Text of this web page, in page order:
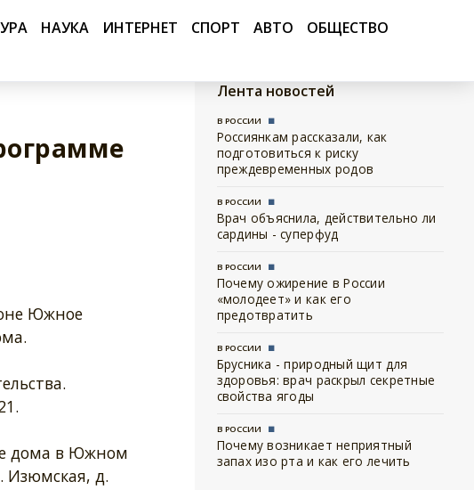
НАУКА ИНТЕРНЕТ СПОРТ АВТО ОБЩЕСТВО
Южное
дома в Южном
Изюмская, д.
Лента новостей
В РОССИИ
Россиянкам рассказали, как
подготовиться к риску
преждевременных родов
В РОССИИ
Врач объяснила, действительно ли
сардины - суперфуд
В РОССИИ
Почему ожирение в России
«молодеет» и как его
предотвратить
В РОССИИ
Брусника - природный щит для
здоровья: врач раскрыл секретные
свойства ягоды
В РОССИИ
Почему возникает неприятный
запах изо рта и как его лечить